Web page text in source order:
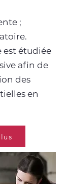
;
est étudiée
afin de
des
en